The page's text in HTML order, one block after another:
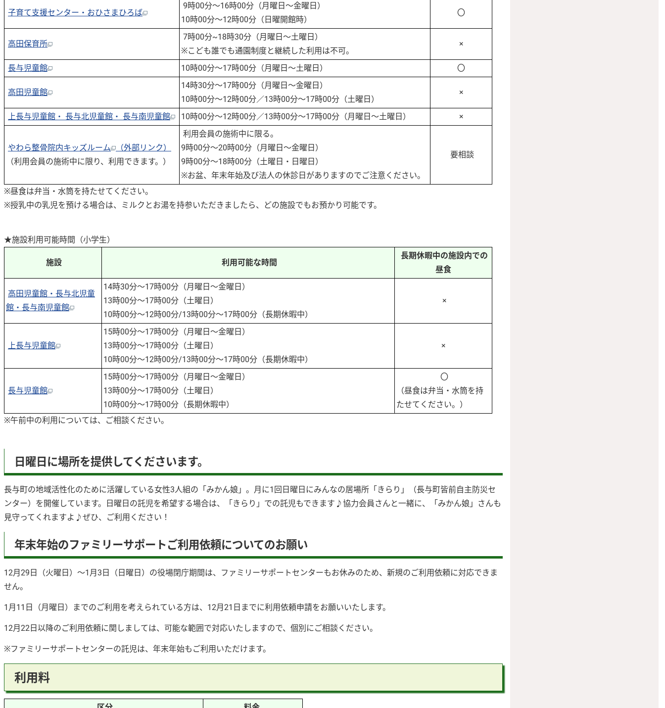
子育て支援センター・おひさまひろば
9時00分～16時00分（月曜日～金曜日）
10時00分～12時00分（日曜開館時）
〇
高田保育所
7時00分~18時30分（月曜日～土曜日）
※こども誰でも通園制度と継続した利用は不可。
×
長与児童館 10時00分～17時00分（月曜日～土曜日） 〇
高田児童館
14時30分～17時00分（月曜日～金曜日）
10時00分～12時00分／13時00分～17時00分（土曜日）
×
上長与児童館・ 長与北児童館・ 長与南児童館 10時00分～12時00分／13時00分～17時00分（月曜日～土曜日） ×
やわら整骨院内キッズルーム
（外部リンク）
（利用会員の施術中に限り、利用できます。）
利用会員の施術中に限る。
9時00分～20時00分（月曜日～金曜日）
9時00分～18時00分（土曜日・日曜日）
※お盆、年末年始及び法人の休診日がありますのでご注意ください。
要相談
※昼食は弁当・水筒を持たせてください。
※授乳中の乳児を預ける場合は、ミルクとお湯を持参いただきましたら、どの施設でもお預かり可能です。
★施設利用可能時間（小学生）
施設 利用可能な時間
長期休暇中の施設内での
昼食
高田児童館・長与北児童
館・長与南児童館
14時30分～17時00分（月曜日～金曜日）
13時00分～17時00分（土曜日）
10時00分～12時00分/13時00分～17時00分（長期休暇中）
×
上長与児童館
15時00分～17時00分（月曜日～金曜日）
13時00分～17時00分（土曜日）
10時00分～12時00分/13時00分～17時00分（長期休暇中）
×
長与児童館
15時00分～17時00分（月曜日～金曜日）
13時00分～17時00分（土曜日）
10時00分～17時00分（長期休暇中）
〇
（昼食は弁当・水筒を持
たせてください。）
※午前中の利用については、ご相談ください。
日曜日に場所を提供してくださいます。
長与町の地域活性化のために活躍している女性3人組の「みかん娘」。月に1回日曜日にみんなの居場所「きらり」（長与町皆前自主防災セ
ンター）を開催しています。日曜日の託児を希望する場合は、「きらり」での託児もできます♪協力会員さんと一緒に、「みかん娘」さんも
見守ってくれますよ♪ぜひ、ご利用ください！
年末年始のファミリーサポートご利用依頼についてのお願い
12月29日（火曜日）～1月3日（日曜日）の役場閉庁期間は、ファミリーサポートセンターもお休みのため、新規のご利用依頼に対応できま
せん。
1月11日（月曜日）までのご利用を考えられている方は、12月21日までに利用依頼申請をお願いいたします。
12月22日以降のご利用依頼に関しましては、可能な範囲で対応いたしますので、個別にご相談ください。
※ファミリーサポートセンターの託児は、年末年始もご利用いただけます。
利用料